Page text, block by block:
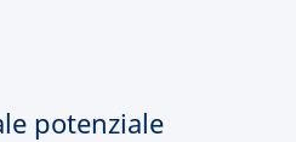
potenziale